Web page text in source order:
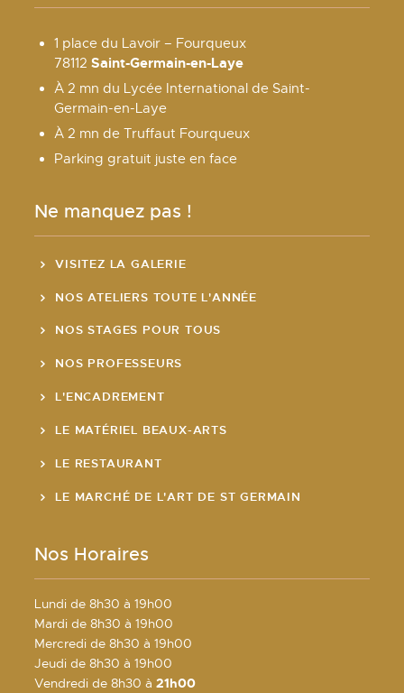
1 place du Lavoir – Fourqueux
78112Saint-Germain-en-Laye
À 2 mn du Lycée International de Saint-
Germain-en-Laye
À 2 mn de Truffaut Fourqueux
Parking gratuit juste en face
Ne manquez pas !
VISITEZ LA GALERIE
NOS ATELIERS TOUTE L'ANNÉE
NOS STAGES POUR TOUS
NOS PROFESSEURS
L'ENCADREMENT
LE MATÉRIEL BEAUX-ARTS
LE RESTAURANT
LE MARCHÉ DE L'ART DE ST GERMAIN
Nos Horaires
Lundi de 8h30 à 19h00
Mardi de 8h30 à 19h00
Mercredi de 8h30 à 19h00
Jeudi de 8h30 à 19h00
Vendredi de 8h30 à 21h00